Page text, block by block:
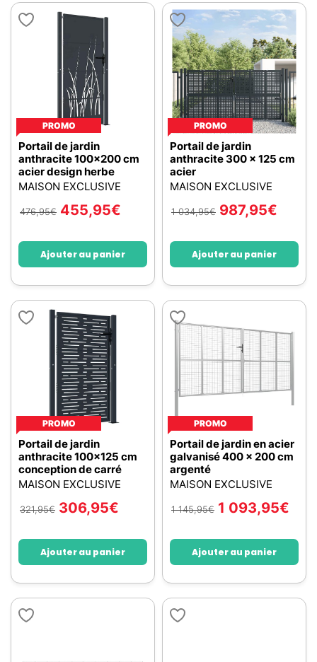
PROMO
Portail de jardin
anthracite 100x200 cm
acier design herbe
MAISON EXCLUSIVE
476,95€ 455,95€
Ajouter au panier
PROMO
Portail de jardin
anthracite 300 x 125 cm
acier
MAISON EXCLUSIVE
1 034,95€ 987,95€
Ajouter au panier
PROMO
Portail de jardin
anthracite 100x125 cm
conception de carré
MAISON EXCLUSIVE
321,95€ 306,95€
Ajouter au panier
PROMO
Portail de jardin en acier
galvanisé 400 x 200 cm
argenté
MAISON EXCLUSIVE
1 145,95€ 1 093,95€
Ajouter au panier